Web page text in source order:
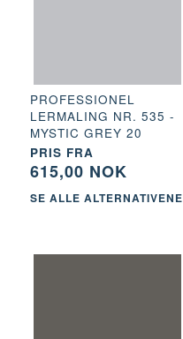
PROFESSIONEL
LERMALING NR. 535 -
MYSTIC GREY 20
PRIS FRA
615,00 NOK
SE ALLE ALTERNATIVENE